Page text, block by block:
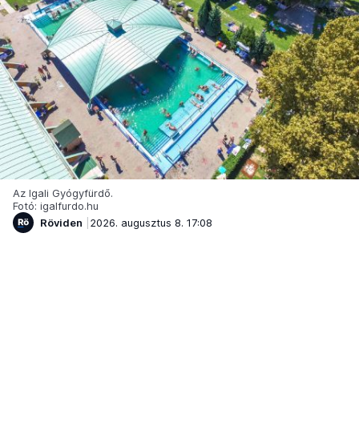
Az Igali Gyógyfürdő.
Fotó: igalfurdo.hu
Röviden
2026. augusztus 8. 17:08